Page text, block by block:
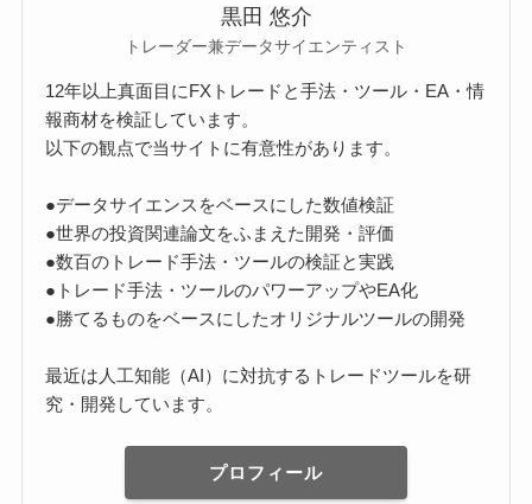
黒田 悠介
トレーダー兼データサイエンティスト
12年以上真面目にFXトレードと手法・ツール・EA・情
報商材を検証しています。
以下の観点で当サイトに有意性があります。
●データサイエンスをベースにした数値検証
●世界の投資関連論文をふまえた開発・評価
●数百のトレード手法・ツールの検証と実践
●トレード手法・ツールのパワーアップやEA化
●勝てるものをベースにしたオリジナルツールの開発
最近は人工知能（AI）に対抗するトレードツールを研
究・開発しています。
プロフィール